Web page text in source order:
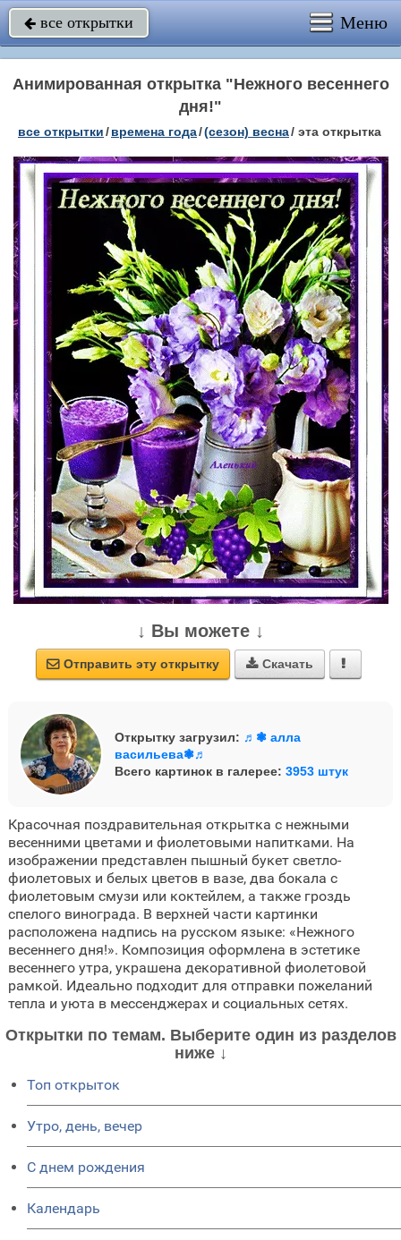
 все открытки Меню
Анимированная открытка "Нежного весеннего
дня!"
все открытки/времена года/(сезон) весна/ эта открытка
↓ Вы можете ↓
 Отправить эту открытку  Скачать 
Открытку загрузил: ♬❃ алла
васильева❃♬
Всего картинок в галерее: 3953 штук
Красочная поздравительная открытка с нежными
весенними цветами и фиолетовыми напитками. На
изображении представлен пышный букет светло-
фиолетовых и белых цветов в вазе, два бокала с
фиолетовым смузи или коктейлем, а также гроздь
спелого винограда. В верхней части картинки
расположена надпись на русском языке: «Нежного
весеннего дня!». Композиция оформлена в эстетике
весеннего утра, украшена декоративной фиолетовой
рамкой. Идеально подходит для отправки пожеланий
тепла и уюта в мессенджерах и социальных сетях.
Открытки по темам. Выберите один из разделов
ниже ↓
Топ открыток
Утро, день, вечер
C днем рождения
Календарь